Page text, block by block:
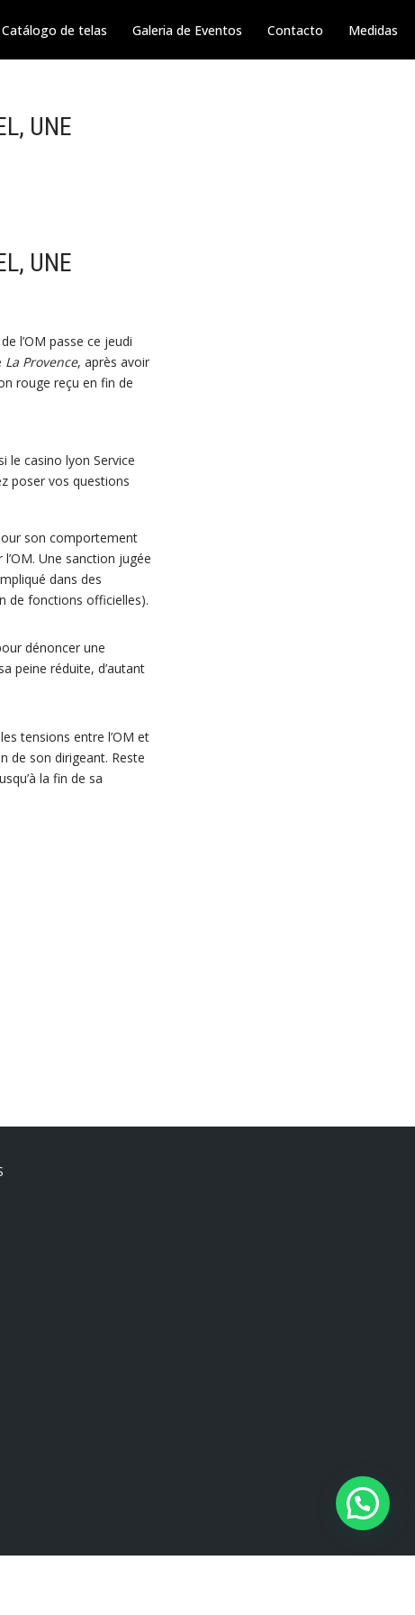
Catálogo de telas Galeria de Eventos Contacto Medidas
UNE
UNE
l’OM passe ce jeudi
La Provence, après avoir
rouge reçu en fin de
le casino lyon Service
poser vos questions
son comportement
Une sanction jugée
dans des
de fonctions officielles).
dénoncer une
peine réduite, d’autant
tensions entre l’OM et
de son dirigeant. Reste
la fin de sa